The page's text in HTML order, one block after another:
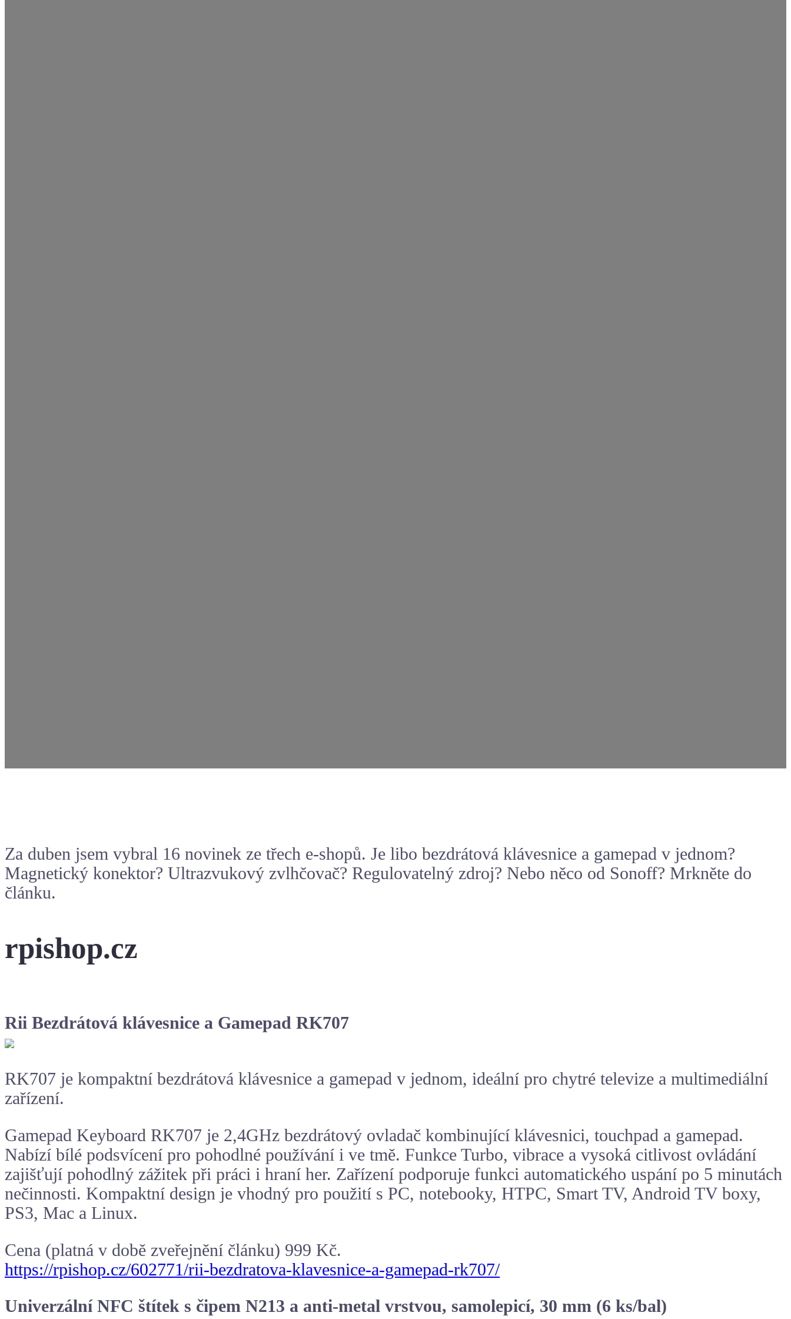
Za duben jsem vybral 16 novinek ze třech e-shopů. Je libo bezdrátová klávesnice a gamepad v jednom?
Magnetický konektor? Ultrazvukový zvlhčovač? Regulovatelný zdroj? Nebo něco od Sonoff? Mrkněte do
článku.
rpishop.cz
Rii Bezdrátová klávesnice a Gamepad RK707
RK707 je kompaktní bezdrátová klávesnice a gamepad v jednom, ideální pro chytré televize a multimediální
zařízení.
Gamepad Keyboard RK707 je 2,4GHz bezdrátový ovladač kombinující klávesnici, touchpad a gamepad.
Nabízí bílé podsvícení pro pohodlné používání i ve tmě. Funkce Turbo, vibrace a vysoká citlivost ovládání
zajišťují pohodlný zážitek při práci i hraní her. Zařízení podporuje funkci automatického uspání po 5 minutách
nečinnosti. Kompaktní design je vhodný pro použití s PC, notebooky, HTPC, Smart TV, Android TV boxy,
PS3, Mac a Linux.
Cena (platná v době zveřejnění článku) 999 Kč.
https://rpishop.cz/602771/rii-bezdratova-klavesnice-a-gamepad-rk707/
Univerzální NFC štítek s čipem N213 a anti-metal vrstvou, samolepicí, 30 mm (6 ks/bal)